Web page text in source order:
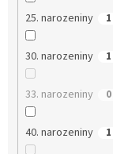
25. narozeniny 1
30. narozeniny 1
33. narozeniny 0
40. narozeniny 1